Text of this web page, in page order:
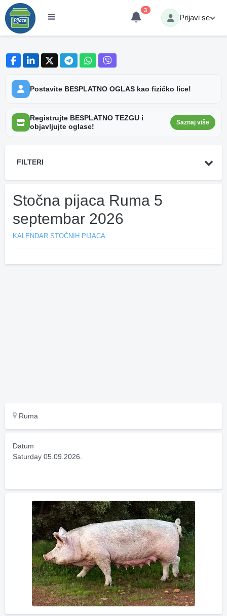
3
Prijavi se
Postavite BESPLATNO OGLAS kao fizičko lice!
Registrujte BESPLATNO TEZGU i
objavljujte oglase!
Saznaj više
FILTERI
Stočna pijaca Ruma 5
septembar 2026
KALENDAR STOČNIH PIJACA
Ruma
Datum
Saturday 05.09.2026.